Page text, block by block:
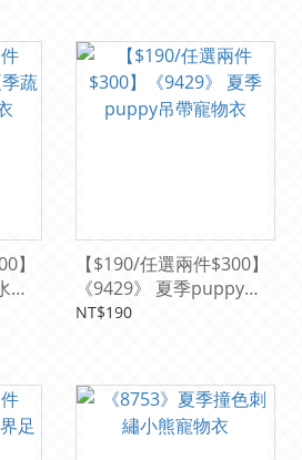
】
果
【$190/任選兩件$300】
《9429》 夏季puppy吊
帶寵物衣
NT$190